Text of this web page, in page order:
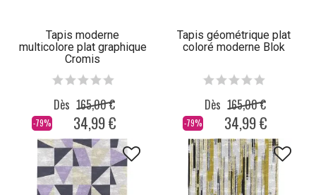
Tapis moderne
multicolore plat graphique
Cromis
-79%
Dès 165,00 €
34,99 €
Tapis géométrique plat
coloré moderne Blok
-79%
Dès 165,00 €
34,99 €